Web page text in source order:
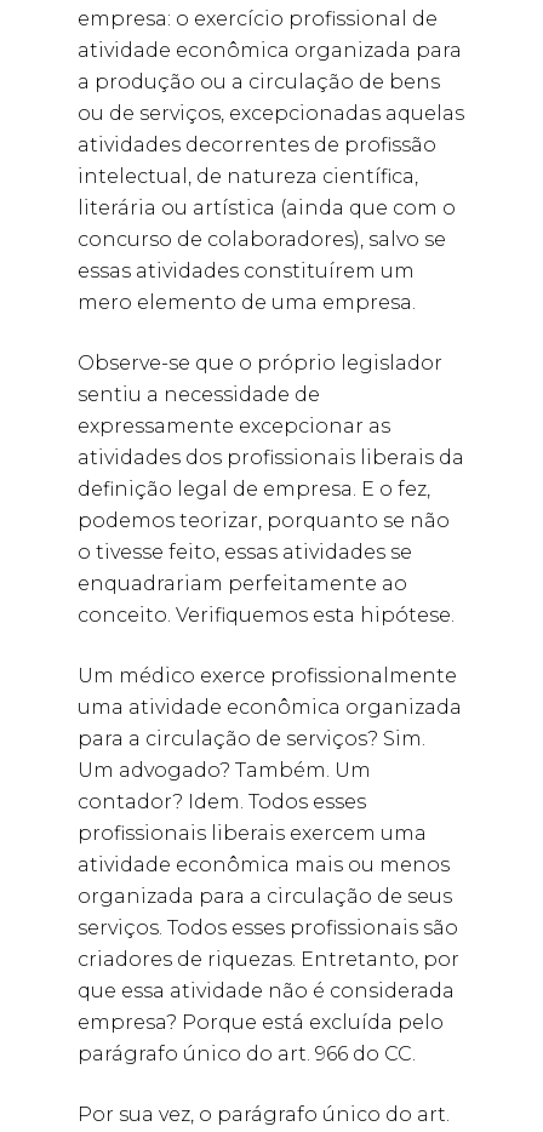
empresa: o exercício profissional de
atividade econômica organizada para
a produção ou a circulação de bens
ou de serviços, excepcionadas aquelas
atividades decorrentes de profissão
intelectual, de natureza científica,
literária ou artística (ainda que com o
concurso de colaboradores), salvo se
essas atividades constituírem um
mero elemento de uma empresa.
Observe-se que o próprio legislador
sentiu a necessidade de
expressamente excepcionar as
atividades dos profissionais liberais da
definição legal de empresa. E o fez,
podemos teorizar, porquanto se não
o tivesse feito, essas atividades se
enquadrariam perfeitamente ao
conceito. Verifiquemos esta hipótese.
Um médico exerce profissionalmente
uma atividade econômica organizada
para a circulação de serviços? Sim.
Um advogado? Também. Um
contador? Idem. Todos esses
profissionais liberais exercem uma
atividade econômica mais ou menos
organizada para a circulação de seus
serviços. Todos esses profissionais são
criadores de riquezas. Entretanto, por
que essa atividade não é considerada
empresa? Porque está excluída pelo
parágrafo único do art. 966 do CC.
Por sua vez, o parágrafo único do art.